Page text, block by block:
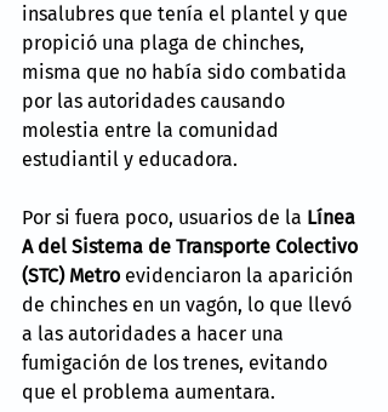
insalubres que tenía el plantel y que
propició una plaga de chinches,
misma que no había sido combatida
por las autoridades causando
molestia entre la comunidad
estudiantil y educadora.
Por si fuera poco, usuarios de la Línea
A del Sistema de Transporte Colectivo
(STC) Metro evidenciaron la aparición
de chinches en un vagón, lo que llevó
a las autoridades a hacer una
fumigación de los trenes, evitando
que el problema aumentara.